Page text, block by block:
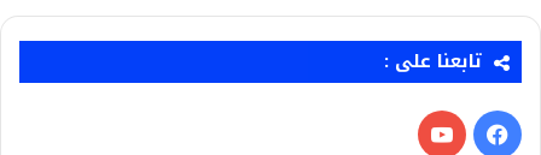
تابعنا على :
فيسبوك‫YouTube